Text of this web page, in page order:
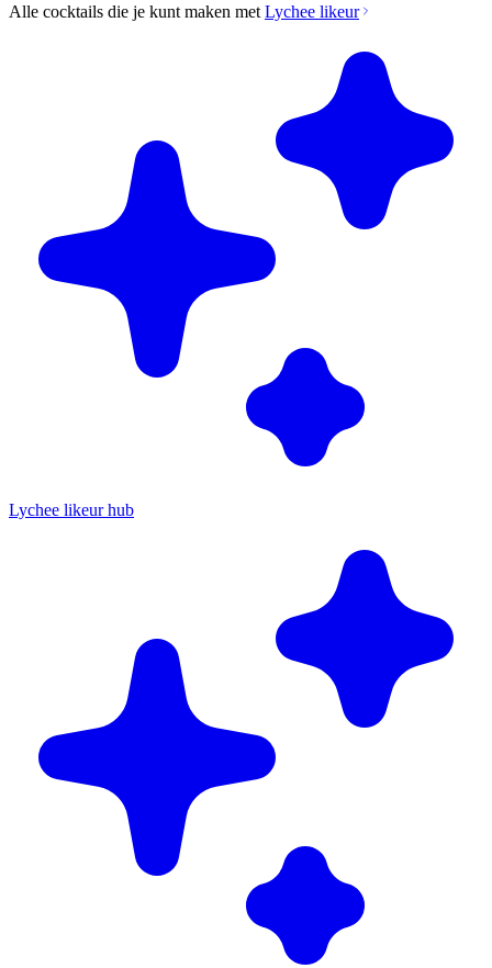
Alle cocktails die je kunt maken met Lychee likeur
Lychee likeur hub